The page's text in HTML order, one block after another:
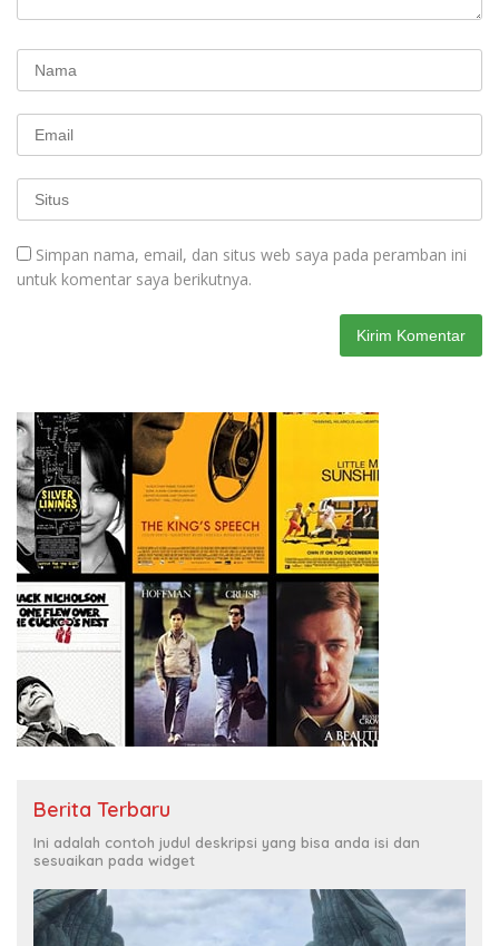
Simpan nama, email, dan situs web saya pada peramban ini
untuk komentar saya berikutnya.
Berita Terbaru
Ini adalah contoh judul deskripsi yang bisa anda isi dan
sesuaikan pada widget